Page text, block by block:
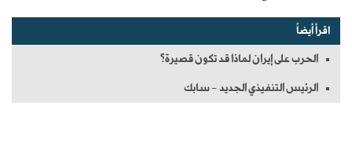
اقرأ أيضاً
الحرب على إيران لماذا قد تكون قصيرة؟
الرئيس التنفيذي الجديد - سابك